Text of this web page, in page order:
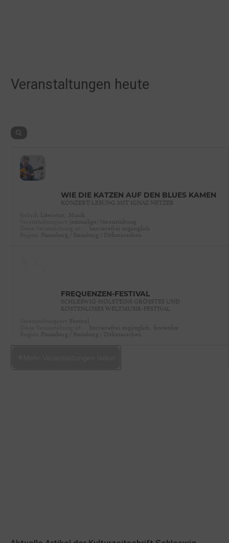
Veranstaltungen heute
WIE DIE KATZEN AUF DEN BLUES KAMEN
KONZERT-LESUNG MIT IGNAZ NETZER
FREQUENZEN-FESTIVAL
SCHLESWIG-HOLSTEINS GRÖSSTES UND K
OSTENLOSES WELTMUSIK-FESTIVAL